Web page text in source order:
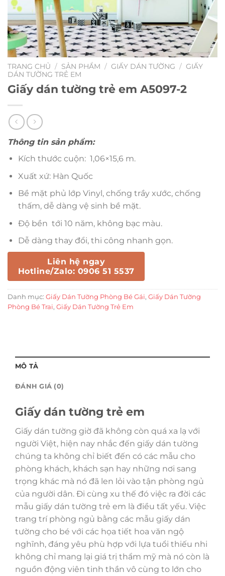
TRANG CHỦ / SẢN PHẨM / GIẤY DÁN TƯỜNG / GIẤY
DÁN TƯỜNG TRẺ EM
Giấy dán tường trẻ em A5097-2
Thông tin sản phẩm:
Kích thước cuộn: 1,06×15,6 m.
Xuất xứ: Hàn Quốc
Bề mặt phủ lớp Vinyl, chống trầy xước, chống
thấm, dễ dàng vệ sinh bề mặt.
Độ bền tới 10 năm, không bạc màu.
Dễ dàng thay đổi, thi công nhanh gọn.
Liên hệ ngay
Hotline/Zalo: 0906 51 5537
Danh mục: Giấy Dán Tường Phòng Bé Gái, Giấy Dán Tường
Phòng Bé Trai, Giấy Dán Tường Trẻ Em
MÔ TẢ
ĐÁNH GIÁ (0)
Giấy dán tường trẻ em
Giấy dán tường giờ đã không còn quá xa lạ với
người Việt, hiện nay nhắc đến giấy dán tường
chúng ta không chỉ biết đến có các mẫu cho
phòng khách, khách sạn hay những nơi sang
trọng khác mà nó đã len lỏi vào tận phòng ngủ
của người dân. Đi cùng xu thế đó việc ra đời các
mẫu giấy dán tường trẻ em là điều tất yếu. Việc
trang trí phòng ngủ bằng các mẫu giấy dán
tường cho bé với các họa tiết hoa văn ngộ
nghĩnh, đáng yêu phù hợp với lựa tuổi thiếu nhi
không chỉ mang lại giá trị thẩm mỹ mà nó còn là
nguồn động viên tinh thần vô cùng to lớn cho